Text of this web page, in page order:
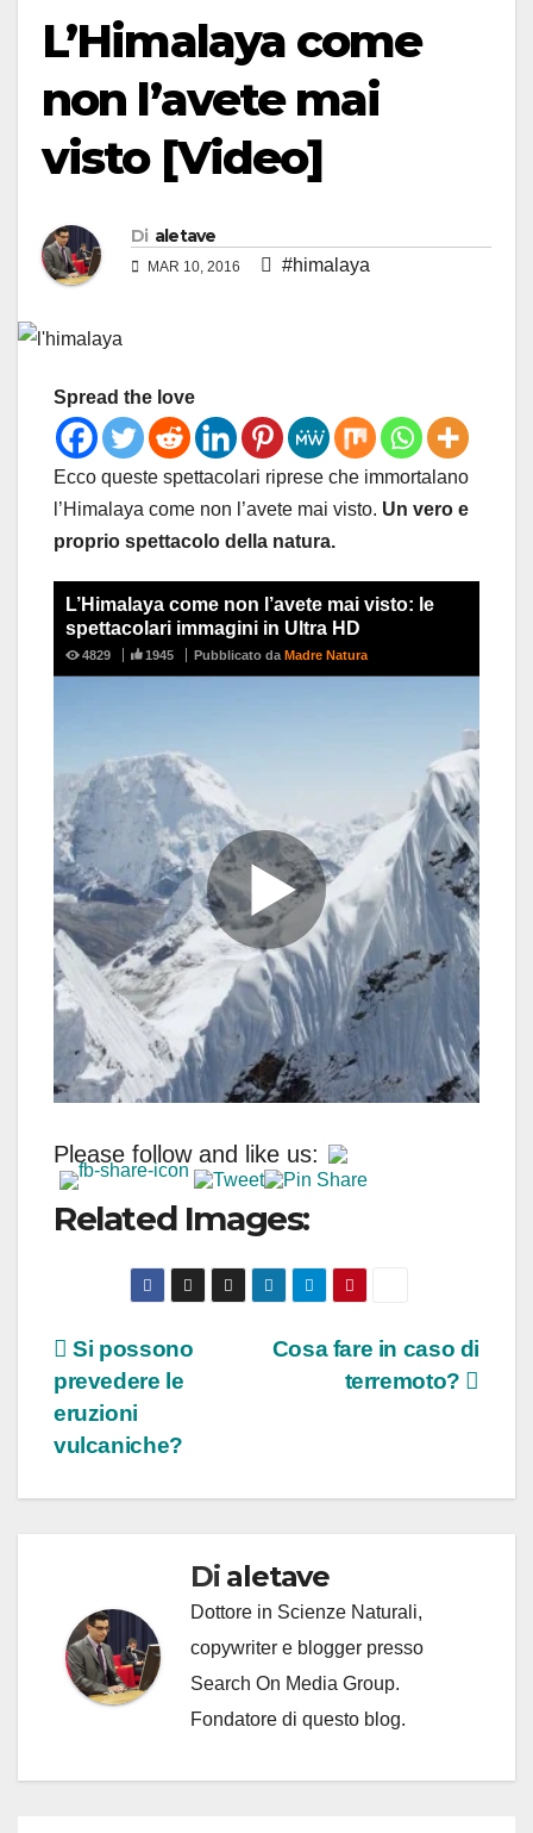
L’Himalaya come
non l’avete mai
visto [Video]
Di aletave
MAR 10, 2016 #himalaya
Spread the love
Ecco queste spettacolari riprese che immortalano
l’Himalaya come non l’avete mai visto. Un vero e
proprio spettacolo della natura.
Please follow and like us:
Related Images:
Navigazione
articoli
Cosa fare in caso di
terremoto?
Si possono
prevedere le
eruzioni
vulcaniche?
Di aletave
Dottore in Scienze Naturali,
copywriter e blogger presso
Search On Media Group.
Fondatore di questo blog.